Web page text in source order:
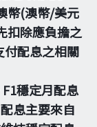
幣(澳幣/美元
扣除應負擔之
付配息之相關
穩定月配息
息主要來自